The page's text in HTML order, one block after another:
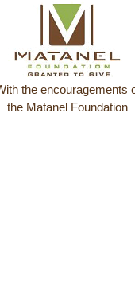
the encouragements
the Matanel Foundation